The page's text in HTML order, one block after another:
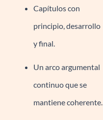
Capítulos con
principio, desarrollo
y final.
Un arco argumental
continuo que se
mantiene coherente.